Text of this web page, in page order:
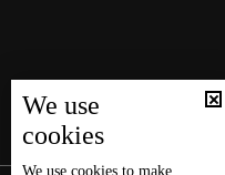
We use
cookies
We use cookies to make